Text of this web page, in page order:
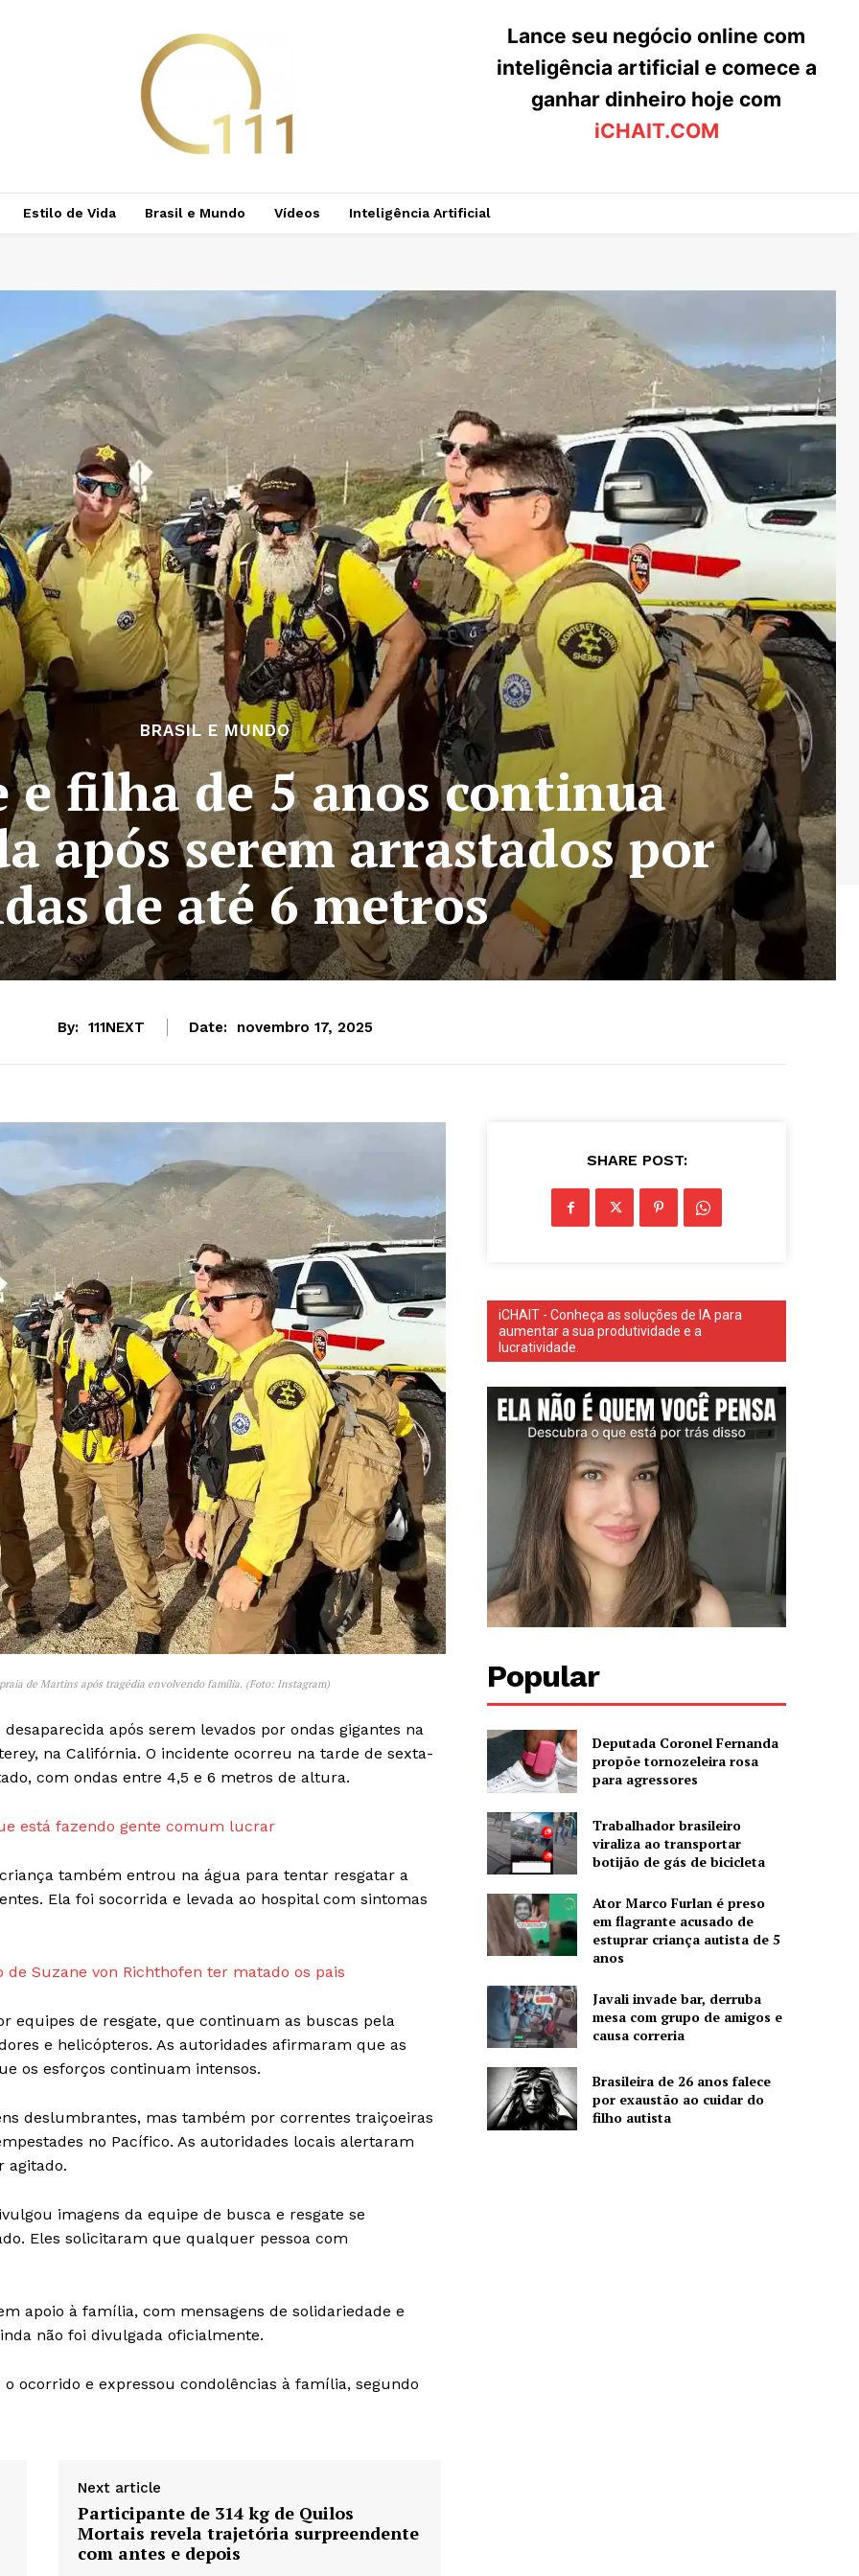
PRO
Company
Anuncie
Termos de Serviços
Política de Privacidade e Cookies
Lance seu negócio online com
inteligência artificial e comece a
ganhar dinheiro hoje com
iCHAIT.COM
Estilo de Vida Brasil e Mundo Vídeos Inteligência Artificial
BRASIL E MUNDO
e filha de 5 anos continua
após serem arrastados por
de até 6 metros
By: 111NEXT Date: novembro 17, 2025
de Martins após tragédia envolvendo família. (Foto: Instagram)
após serem levados por ondas gigantes na
na Califórnia. O incidente ocorreu na tarde de sexta-
com ondas entre 4,5 e 6 metros de altura.
está fazendo gente comum lucrar
também entrou na água para tentar resgatar a
Ela foi socorrida e levada ao hospital com sintomas
de Suzane von Richthofen ter matado os pais
equipes de resgate, que continuam as buscas pela
e helicópteros. As autoridades afirmaram que as
os esforços continuam intensos.
deslumbrantes, mas também por correntes traiçoeiras
no Pacífico. As autoridades locais alertaram
agitado.
imagens da equipe de busca e resgate se
Eles solicitaram que qualquer pessoa com
apoio à família, com mensagens de solidariedade e
não foi divulgada oficialmente.
ocorrido e expressou condolências à família, segundo
Next article
Participante de 314 kg de Quilos
Mortais revela trajetória surpreendente
com antes e depois
SHARE POST:
iCHAIT - Conheça as soluções de IA para
aumentar a sua produtividade e a
lucratividade.
Popular
Deputada Coronel Fernanda
propõe tornozeleira rosa
para agressores
Trabalhador brasileiro
viraliza ao transportar
botijão de gás de bicicleta
Ator Marco Furlan é preso
em flagrante acusado de
estuprar criança autista de 5
anos
Javali invade bar, derruba
mesa com grupo de amigos e
causa correria
Brasileira de 26 anos falece
por exaustão ao cuidar do
filho autista